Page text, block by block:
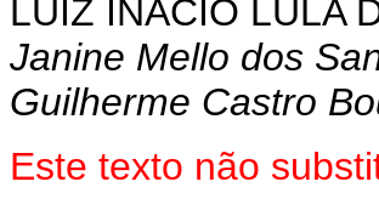
LUIZ INÁCIO LULA
Janine Mello dos
Guilherme Castro
Este texto não